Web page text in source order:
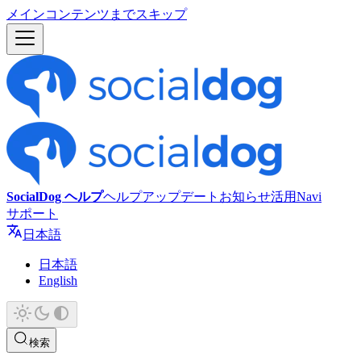
メインコンテンツまでスキップ
SocialDog ヘルプヘルプアップデート お知らせ活用Navi
サポート
日本語
日本語
English
検索